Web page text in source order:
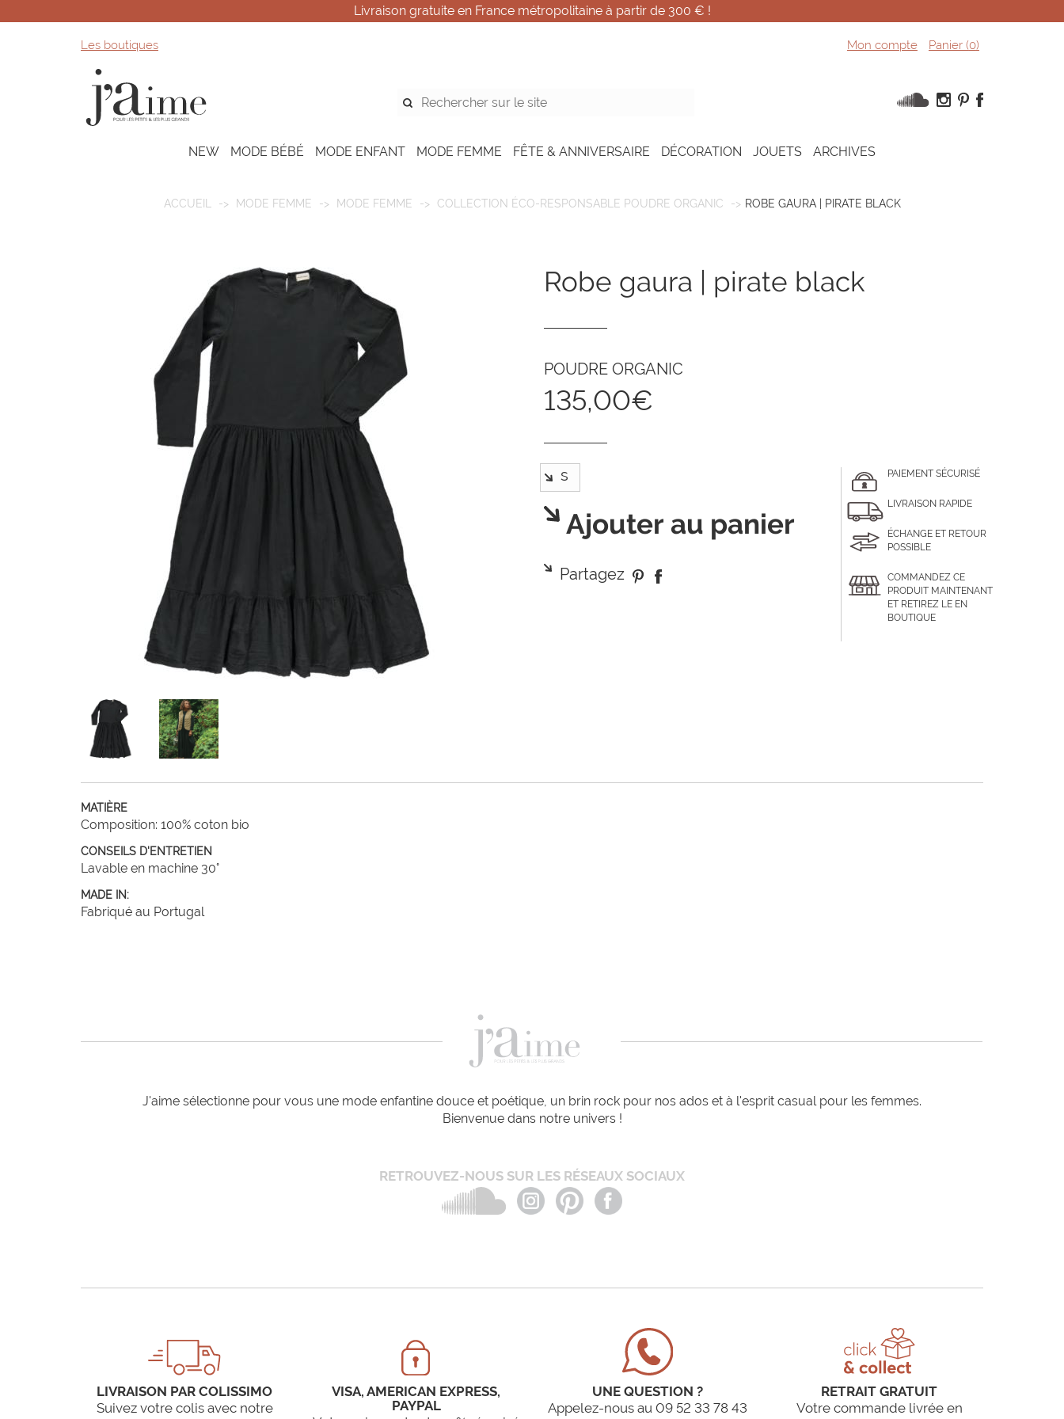
Livraison gratuite en France métropolitaine à partir de 300 € !
Les boutiques Mon compte Panier (0)
NEW MODE BÉBÉ MODE ENFANT MODE FEMME FÊTE & ANNIVERSAIRE DÉCORATION JOUETS ARCHIVES
ACCUEIL MODE FEMME MODE FEMME COLLECTION ÉCO-RESPONSABLE POUDRE ORGANIC ROBE GAURA | PIRATE BLACK
robe gaura | pirate black
POUDRE ORGANIC
135,00€
Ajouter au panier
Partagez
PAIEMENT SÉCURISÉ
LIVRAISON RAPIDE
ÉCHANGE ET RETOUR
POSSIBLE
COMMANDEZ CE
PRODUIT MAINTENANT
ET RETIREZ LE EN
BOUTIQUE
MATIÈRE
Composition: 100% coton bio
CONSEILS D'ENTRETIEN
Lavable en machine 30°
MADE IN:
Fabriqué au Portugal
J'aime sélectionne pour vous une mode enfantine douce et poétique, un brin rock pour nos ados et à l'esprit casual pour les femmes.
Bienvenue dans notre univers !
RETROUVEZ-NOUS SUR LES RÉSEAUX SOCIAUX
LIVRAISON PAR COLISSIMO
Suivez votre colis avec notre
VISA, AMERICAN EXPRESS,
PAYPAL
UNE QUESTION ?
Appelez-nous au 09 52 33 78 43
RETRAIT GRATUIT
Votre commande livrée en